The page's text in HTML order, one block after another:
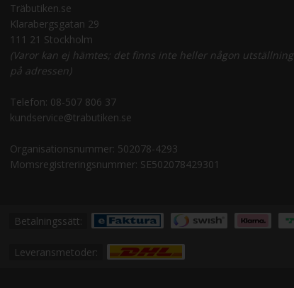
Träbutiken.se
Klarabergsgatan 29
111 21 Stockholm
(Varor kan ej hämtes; det finns inte heller någon utställning
på adressen)
Telefon: 08-507 806 37
kundservice@trabutiken.se
Organisationsnummer: 502078-4293
Momsregistreringsnummer: SE502078429301
Betalningssätt:
Leveransmetoder: